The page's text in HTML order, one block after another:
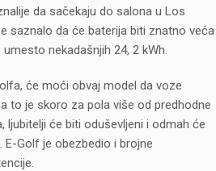
da sačekaju do salona u Los
saznalo da će baterija biti znatno veća
nekadašnjih 24, 2 kWh.
će moći obvaj model da voze
to je skoro za pola više od predhodne
ljubitelji će biti oduševljeni i odmah će
Golf je obezbedio i brojne